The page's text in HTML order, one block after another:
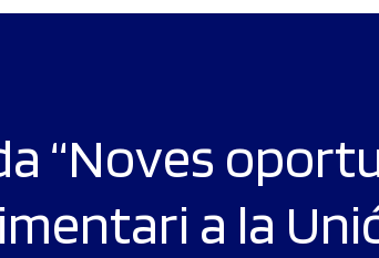
“Noves
a la